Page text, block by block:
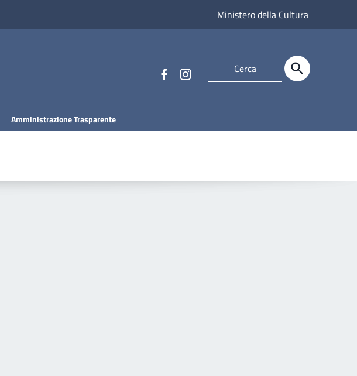
Ministero della Cultura
Amministrazione Trasparente